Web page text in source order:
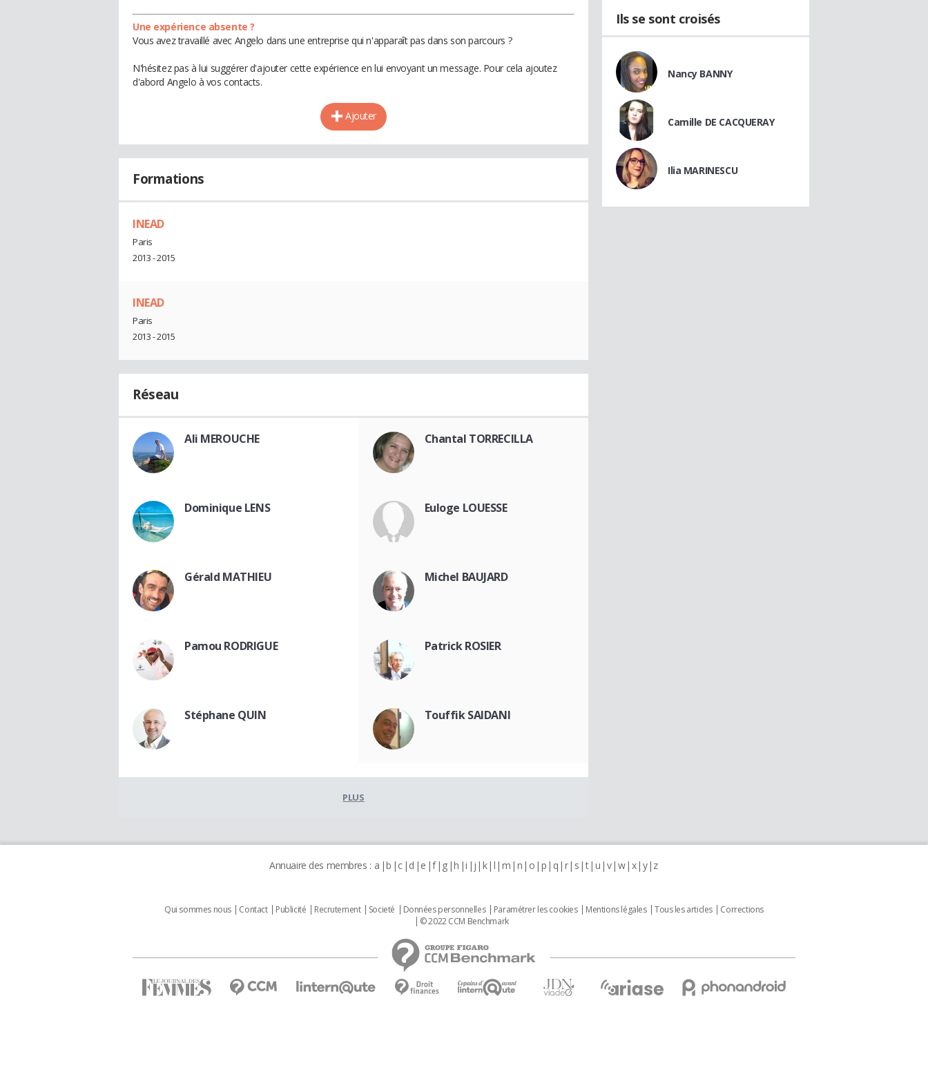
Une expérience absente ?
Vous avez travaillé avec Angelo dans une entreprise qui n'apparaît pas dans son parcours ?
N'hésitez pas à lui suggérer d'ajouter cette expérience en lui envoyant un message. Pour cela ajoutez
d'abord Angelo à vos contacts.
Ajouter
Formations
INEAD
Paris
2013 - 2015
INEAD
Paris
2013 - 2015
Réseau
Ali MEROUCHE Chantal TORRECILLA
Dominique LENS Euloge LOUESSE
Gérald MATHIEU Michel BAUJARD
Pamou RODRIGUE Patrick ROSIER
Stéphane QUIN Touffik SAIDANI
PLUS
Ils se sont croisés
Nancy BANNY
Camille DE CACQUERAY
Ilia MARINESCU
Annuaire des membres : a b c d e f g h i j k l m n o p q r s t u v w x y z
Qui sommes nous Contact Publicité Recrutement Societé Données personnelles Paramétrer les cookies Mentions légales Tous les articles
Corrections
© 2022 CCM Benchmark